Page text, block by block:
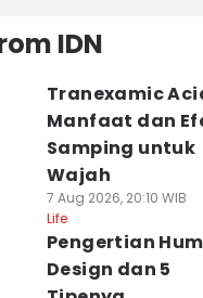
IDN
Tranexamic
Manfaat dan
Samping untuk
Wajah
7 Aug 2026, 20:10 WIB
Life
Pengertian
Design dan 5